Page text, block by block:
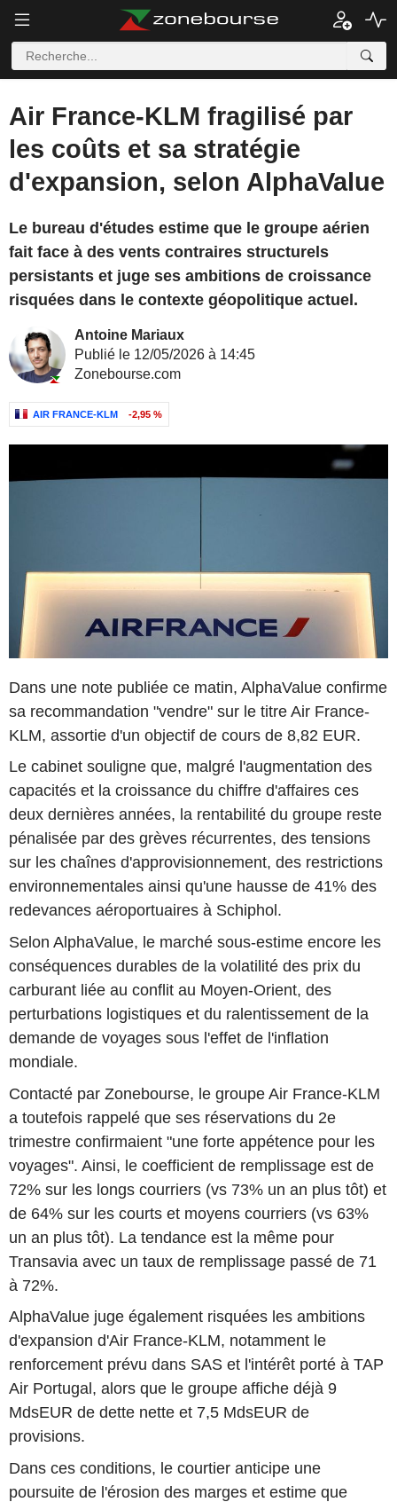
Air France-KLM fragilisé par
les coûts et sa stratégie
d'expansion, selon AlphaValue
Le bureau d'études estime que le groupe aérien
fait face à des vents contraires structurels
persistants et juge ses ambitions de croissance
risquées dans le contexte géopolitique actuel.
Antoine Mariaux
Publié le 12/05/2026 à 14:45
Zonebourse.com
AIR FRANCE-KLM -2,95 %
Dans une note publiée ce matin, AlphaValue confirme
sa recommandation "vendre" sur le titre Air France-
KLM, assortie d'un objectif de cours de 8,82 EUR.
Le cabinet souligne que, malgré l'augmentation des
capacités et la croissance du chiffre d'affaires ces
deux dernières années, la rentabilité du groupe reste
pénalisée par des grèves récurrentes, des tensions
sur les chaînes d'approvisionnement, des restrictions
environnementales ainsi qu'une hausse de 41% des
redevances aéroportuaires à Schiphol.
Selon AlphaValue, le marché sous-estime encore les
conséquences durables de la volatilité des prix du
carburant liée au conflit au Moyen-Orient, des
perturbations logistiques et du ralentissement de la
demande de voyages sous l'effet de l'inflation
mondiale.
Contacté par Zonebourse, le groupe Air France-KLM
a toutefois rappelé que ses réservations du 2e
trimestre confirmaient "une forte appétence pour les
voyages". Ainsi, le coefficient de remplissage est de
72% sur les longs courriers (vs 73% un an plus tôt) et
de 64% sur les courts et moyens courriers (vs 63%
un an plus tôt). La tendance est la même pour
Transavia avec un taux de remplissage passé de 71
à 72%.
AlphaValue juge également risquées les ambitions
d'expansion d'Air France-KLM, notamment le
renforcement prévu dans SAS et l'intérêt porté à TAP
Air Portugal, alors que le groupe affiche déjà 9
MdsEUR de dette nette et 7,5 MdsEUR de
provisions.
Dans ces conditions, le courtier anticipe une
poursuite de l'érosion des marges et estime que